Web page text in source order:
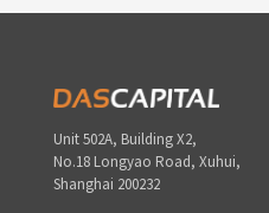
Unit 502A, Building X2,
No.18 Longyao Road, Xuhui,
Shanghai 200232